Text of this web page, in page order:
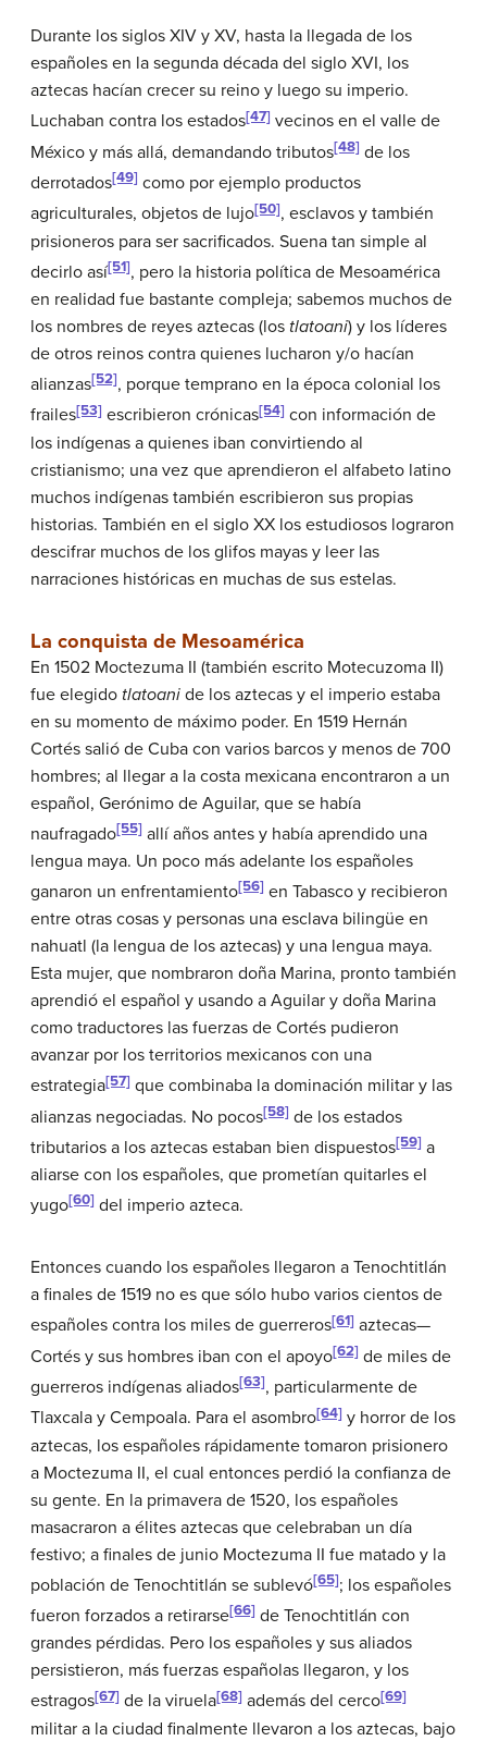
Durante los siglos XIV y XV, hasta la llegada de los
españoles en la segunda década del siglo XVI, los
aztecas hacían crecer su reino y luego su imperio.
Luchaban contra los estados[47] vecinos en el valle de
México y más allá, demandando tributos[48] de los
derrotados[49] como por ejemplo productos
agriculturales, objetos de lujo[50], esclavos y también
prisioneros para ser sacrificados. Suena tan simple al
decirlo así[51], pero la historia política de Mesoamérica
en realidad fue bastante compleja; sabemos muchos de
los nombres de reyes aztecas (los tlatoani) y los líderes
de otros reinos contra quienes lucharon y/o hacían
alianzas[52], porque temprano en la época colonial los
frailes[53] escribieron crónicas[54] con información de
los indígenas a quienes iban convirtiendo al
cristianismo; una vez que aprendieron el alfabeto latino
muchos indígenas también escribieron sus propias
historias. También en el siglo XX los estudiosos lograron
descifrar muchos de los glifos mayas y leer las
narraciones históricas en muchas de sus estelas.
La conquista de Mesoamérica
En 1502 Moctezuma II (también escrito Motecuzoma II)
fue elegido tlatoani de los aztecas y el imperio estaba
en su momento de máximo poder. En 1519 Hernán
Cortés salió de Cuba con varios barcos y menos de 700
hombres; al llegar a la costa mexicana encontraron a un
español, Gerónimo de Aguilar, que se había
naufragado[55] allí años antes y había aprendido una
lengua maya. Un poco más adelante los españoles
ganaron un enfrentamiento[56] en Tabasco y recibieron
entre otras cosas y personas una esclava bilingüe en
nahuatl (la lengua de los aztecas) y una lengua maya.
Esta mujer, que nombraron doña Marina, pronto también
aprendió el español y usando a Aguilar y doña Marina
como traductores las fuerzas de Cortés pudieron
avanzar por los territorios mexicanos con una
estrategia[57] que combinaba la dominación militar y las
alianzas negociadas. No pocos[58] de los estados
tributarios a los aztecas estaban bien dispuestos[59] a
aliarse con los españoles, que prometían quitarles el
yugo[60] del imperio azteca.
Entonces cuando los españoles llegaron a Tenochtitlán
a finales de 1519 no es que sólo hubo varios cientos de
españoles contra los miles de guerreros[61] aztecas—
Cortés y sus hombres iban con el apoyo[62] de miles de
guerreros indígenas aliados[63], particularmente de
Tlaxcala y Cempoala. Para el asombro[64] y horror de los
aztecas, los españoles rápidamente tomaron prisionero
a Moctezuma II, el cual entonces perdió la confianza de
su gente. En la primavera de 1520, los españoles
masacraron a élites aztecas que celebraban un día
festivo; a finales de junio Moctezuma II fue matado y la
población de Tenochtitlán se sublevó[65]; los españoles
fueron forzados a retirarse[66] de Tenochtitlán con
grandes pérdidas. Pero los españoles y sus aliados
persistieron, más fuerzas españolas llegaron, y los
estragos[67] de la viruela[68] además del cerco[69]
militar a la ciudad finalmente llevaron a los aztecas, bajo